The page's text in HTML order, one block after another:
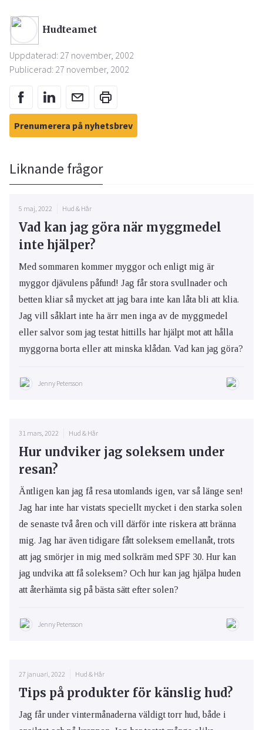
Hudteamet
Uppdaterad: 27 november, 2002
Publicerad: 27 november, 2002
Prenumerera på nyhetsbrev
Liknande frågor
5 maj, 2022 Hud & Hår
Vad kan jag göra när myggmedel
inte hjälper?
Med sommaren kommer myggor och enligt mig är
myggor djävulens påfund! Jag får stora svullnader och
betten kliar så mycket att jag bara inte kan låta bli att klia.
Jag vill såklart inte ha ärr men inga av de myggmedel
eller salvor som jag testat hittills har hjälpt mot att hålla
myggorna borta eller att minska klådan. Vad kan jag göra?
Jenny Petersson
31 mars, 2022 Hud & Hår
Hur undviker jag soleksem under
resan?
Äntligen kan jag få resa utomlands igen, var så länge sen!
Jag har inte har vistats speciellt mycket i den starka solen
de senaste två åren och vill därför inte riskera att bränna
mig. Jag har även tidigare fått soleksem emellanåt, trots
att jag smörjer in mig med solkräm med SPF 30. Hur kan
jag undvika att få soleksem? Och hur kan jag hjälpa huden
att återhämta sig på bästa sätt efter solen?
Jenny Petersson
27 januari, 2022 Hud & Hår
Tips på produkter för känslig hud?
Jag får under vintermånaderna väldigt torr hud, både i